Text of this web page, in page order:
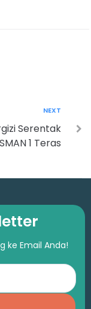
NEXT
Serentak
1 Teras
ke Email Anda!